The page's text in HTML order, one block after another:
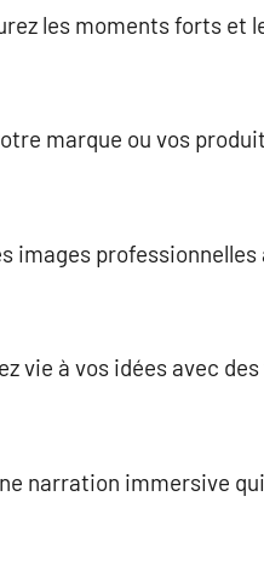
les moments forts et
marque ou vos
images
vie à vos idées avec
narration immersive